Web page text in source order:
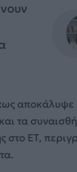
αποκάλυψε
τα
στο ET,